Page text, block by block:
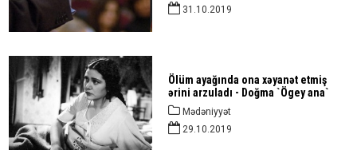
31.10.2019
Ölüm ayağında ona xəyanət etmiş
ərini arzuladı - Doğma `Ögey ana`
Mədəniyyət
29.10.2019